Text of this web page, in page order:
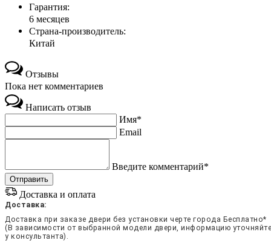
Гарантия:
6 месяцев
Страна-производитель:
Китай
Отзывы
Пока нет комментариев
Написать отзыв
Имя*
Email
Введите комментарий*
Доставка и оплата
Доставка:
Доставка при заказе двери без установки черте города Бесплатно*
(В зависимости от выбранной модели двери, информацию уточняйте
у консультанта).